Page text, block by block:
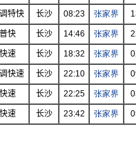
特快 长沙 08:23 张家界
普快 长沙 14:46 张家界
快速 长沙 18:32 张家界
快速 长沙 22:10 张家界
快速 长沙 22:25 张家界
快速 长沙 23:42 张家界